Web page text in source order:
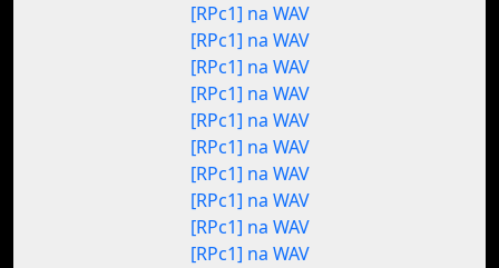
[RPc1] na WAV
[RPc1] na WAV
[RPc1] na WAV
[RPc1] na WAV
[RPc1] na WAV
[RPc1] na WAV
[RPc1] na WAV
[RPc1] na WAV
[RPc1] na WAV
[RPc1] na WAV